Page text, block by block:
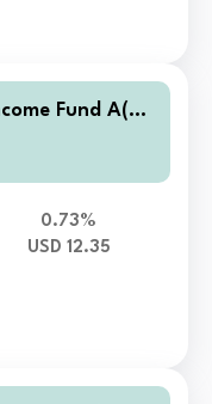
Fund A(Qd
0.73%
USD 12.35